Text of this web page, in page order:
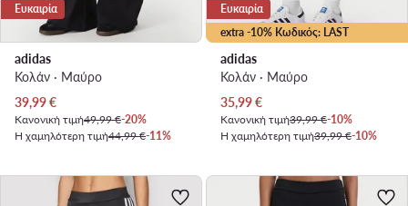
Ευκαιρία
adidas
Κολάν · Μαύρο
Τρέχουσα τιμή
39,99€
Κανονική τιμή49,99 €-20%
Η χαμηλότερη τιμή44,99 €-11%
extra -10% Κωδικός: LAST
Ευκαιρία
adidas
Κολάν · Μαύρο
Τρέχουσα τιμή
35,99€
Κανονική τιμή39,99 €-10%
Η χαμηλότερη τιμή39,99 €-10%